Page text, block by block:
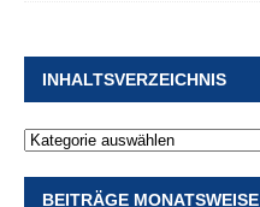
INHALTSVERZEICHNIS
BEITRÄGE